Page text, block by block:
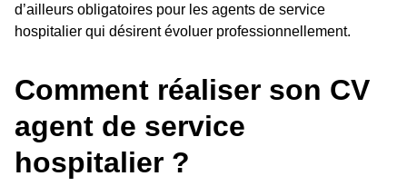
d’ailleurs obligatoires pour les agents de service
hospitalier qui désirent évoluer professionnellement.
Comment réaliser son CV
agent de service
hospitalier ?